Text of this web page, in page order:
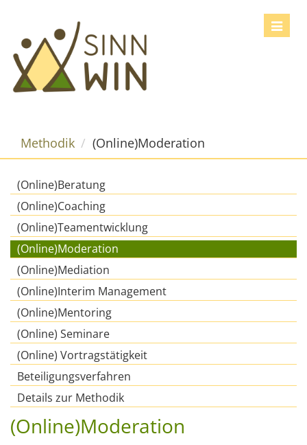
Toggle
Methodik (Online)Moderation
(Online)Beratung
(Online)Coaching
(Online)Teamentwicklung
(Online)Moderation
(Online)Mediation
(Online)Interim Management
(Online)Mentoring
(Online) Seminare
(Online) Vortragstätigkeit
Beteiligungsverfahren
Details zur Methodik
(Online)Moderation